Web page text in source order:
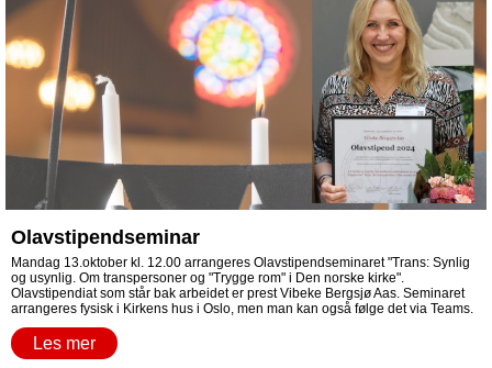
Olavstipendseminar
Mandag 13.oktober kl. 12.00 arrangeres Olavstipendseminaret "Trans: Synlig
og usynlig. Om transpersoner og "Trygge rom" i Den norske kirke".
Olavstipendiat som står bak arbeidet er prest Vibeke Bergsjø Aas. Seminaret
arrangeres fysisk i Kirkens hus i Oslo, men man kan også følge det via Teams.
Les mer